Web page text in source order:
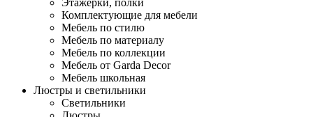
Этажерки, полки
Комплектующие для мебели
Мебель по стилю
Мебель по материалу
Мебель по коллекции
Мебель от Garda Decor
Мебель школьная
Люстры и светильники
Светильники